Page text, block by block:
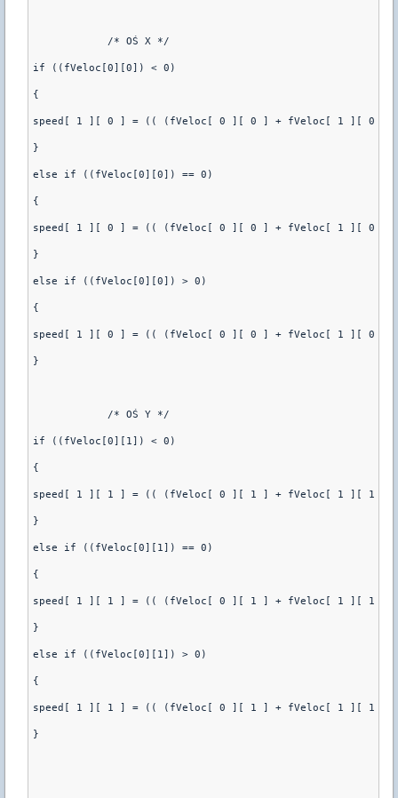
	    /* OŚ X */
if ((fVeloc[0][0]) < 0)
{
speed[ 1 ][ 0 ] = (( (fVeloc[ 0 ][ 0 ] + fVeloc[ 1 ][ 0
}
else if ((fVeloc[0][0]) == 0)
{
speed[ 1 ][ 0 ] = (( (fVeloc[ 0 ][ 0 ] + fVeloc[ 1 ][ 0
}
else if ((fVeloc[0][0]) > 0)
{
speed[ 1 ][ 0 ] = (( (fVeloc[ 0 ][ 0 ] + fVeloc[ 1 ][ 0
}
	    /* OŚ Y */
if ((fVeloc[0][1]) < 0)
{
speed[ 1 ][ 1 ] = (( (fVeloc[ 0 ][ 1 ] + fVeloc[ 1 ][ 1
}
else if ((fVeloc[0][1]) == 0)
{
speed[ 1 ][ 1 ] = (( (fVeloc[ 0 ][ 1 ] + fVeloc[ 1 ][ 1
}
else if ((fVeloc[0][1]) > 0)
{
speed[ 1 ][ 1 ] = (( (fVeloc[ 0 ][ 1 ] + fVeloc[ 1 ][ 1
}